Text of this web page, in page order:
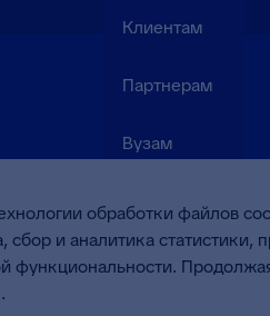
Клиентам
Партнерам
Вузам
Качество работы подтверждено
сертификатом международного
обработки файлов
сбор и аналитика
функциональности.